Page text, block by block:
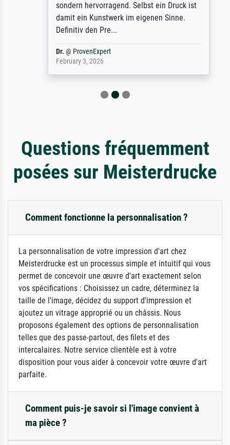
sondern hervorragend. Selbst ein Druck ist
damit ein Kunstwerk im eigenen Sinne.
Definitiv den Pre...
@ProvenExpert
February 3, 2026
Questions fréquemment
posées sur Meisterdrucke
Comment fonctionne la personnalisation ?
La personnalisation de votre impression d'art chez
Meisterdrucke est un processus simple et intuitif qui vous
permet de concevoir une œuvre d'art exactement selon
vos spécifications : Choisissez un cadre, déterminez la
taille de l'image, décidez du support d'impression et
ajoutez un vitrage approprié ou un châssis. Nous
proposons également des options de personnalisation
telles que des passe-partout, des filets et des
intercalaires. Notre service clientèle est à votre
disposition pour vous aider à concevoir votre œuvre d'art
parfaite.
Comment puis-je savoir si l'image convient à
ma pièce ?